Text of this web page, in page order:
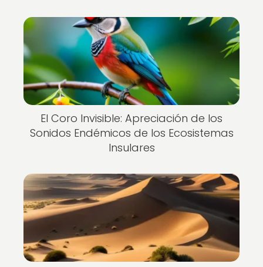
El Coro Invisible: Apreciación de los
Sonidos Endémicos de los Ecosistemas
Insulares